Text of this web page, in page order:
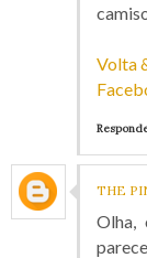
Volta
THE
Olha,